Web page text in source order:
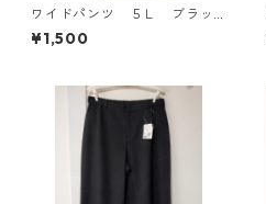
ワイドパンツ ５Ｌ ブラッ
ク KAE-4725
¥1,500